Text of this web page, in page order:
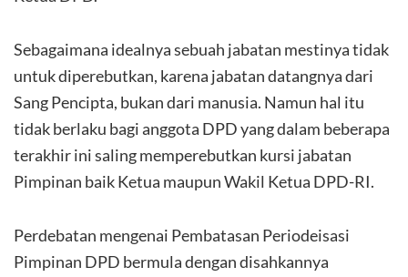
Sebagaimana idealnya sebuah jabatan mestinya tidak
untuk diperebutkan, karena jabatan datangnya dari
Sang Pencipta, bukan dari manusia. Namun hal itu
tidak berlaku bagi anggota DPD yang dalam beberapa
terakhir ini saling memperebutkan kursi jabatan
Pimpinan baik Ketua maupun Wakil Ketua DPD-RI.
Perdebatan mengenai Pembatasan Periodeisasi
Pimpinan DPD bermula dengan disahkannya